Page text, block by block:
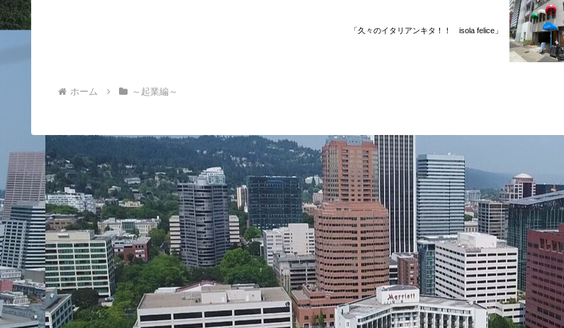
「久々のイタリアンキタ！！ isola felice」
ホーム ～起業編～